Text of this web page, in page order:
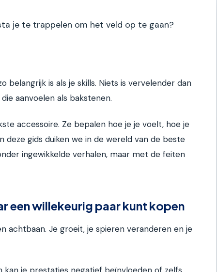
sta je te trappelen om het veld op te gaan?
belangrijk is als je skills. Niets is vervelender dan
aanvoelen als bakstenen.
accessoire. Ze bepalen hoe je je voelt, hoe je
deze gids duiken we in de wereld van de beste
ingewikkelde verhalen, maar met de feiten
een willekeurig paar kunt kopen
achtbaan. Je groeit, je spieren veranderen en je
kan je prestaties negatief beïnvloeden of zelfs